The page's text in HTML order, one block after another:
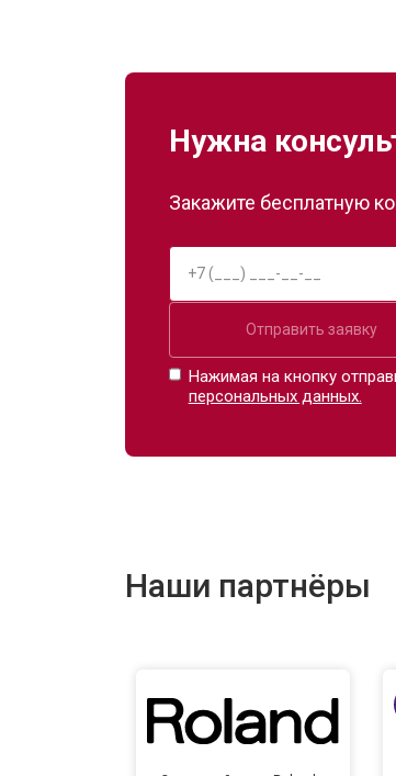
Нужна
Закажите бесплатную
Отправить заявку
Нажимая на кнопку
персональных данных.
Наши партнёры